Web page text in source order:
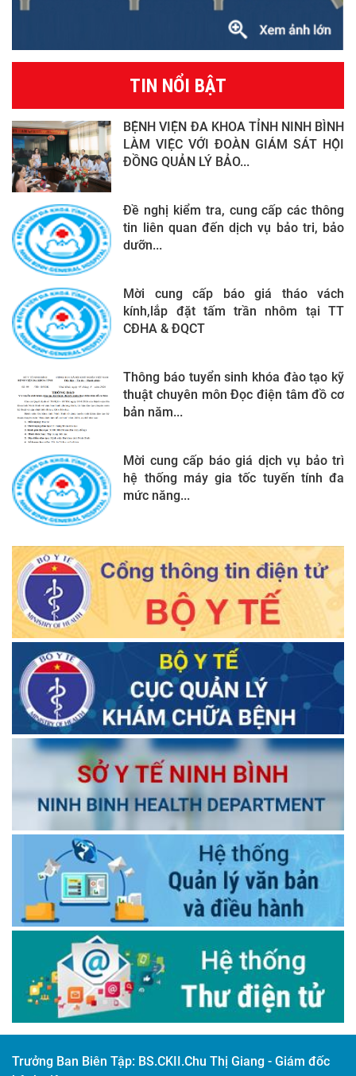
TIN NỔI BẬT
BỆNH VIỆN ĐA KHOA TỈNH NINH BÌNH
LÀM VIỆC VỚI ĐOÀN GIÁM SÁT HỘI
ĐỒNG QUẢN LÝ BẢO...
Đề nghị kiểm tra, cung cấp các thông
tin liên quan đến dịch vụ bảo tri, bảo
dưỡn...
Mời cung cấp báo giá tháo vách
kính,lắp đặt tấm trần nhôm tại TT
CĐHA & ĐQCT
Thông báo tuyển sinh khóa đào tạo kỹ
thuật chuyên môn Đọc điện tâm đồ cơ
bản năm...
Mời cung cấp báo giá dịch vụ bảo trì
hệ thống máy gia tốc tuyến tính đa
mức năng...
Trưởng Ban Biên Tập: BS.CKII.Chu Thị Giang - Giám đốc